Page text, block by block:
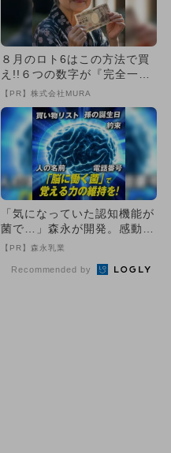
８月のロト6はこの方法で買
え!!６つの数字が『完全一
致』する方法
【PR】株式会社MURA
「気になっていた認知機能が
菌で…」森永が開発。感動の
70代続出
【PR】森永乳業
Recommended by